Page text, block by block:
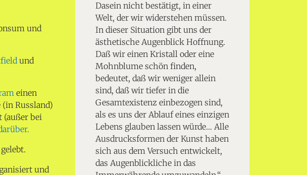
und
und
einen
Russland)
(außer bei
und
Dasein nicht bestätigt, in einer
Welt, der wir widerstehen müssen.
In dieser Situation gibt uns der
ästhetische Augenblick Hoffnung.
Daß wir einen Kristall oder eine
Mohnblume schön finden,
bedeutet, daß wir weniger allein
sind, daß wir tiefer in die
Gesamtexistenz einbezogen sind,
als es uns der Ablauf eines einzigen
Lebens glauben lassen würde… Alle
Ausdrucksformen der Kunst haben
sich aus dem Versuch entwickelt,
das Augenblickliche in das